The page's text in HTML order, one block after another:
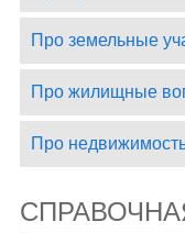
Про земельные
Про жилищные
Про